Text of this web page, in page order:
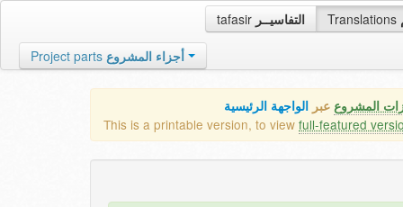
tafasir التفاسيــر Translations
Project parts أجزاء المشروع
المشروع عبر الواجهة الرئيسية
This is a printable version, to view full-featured